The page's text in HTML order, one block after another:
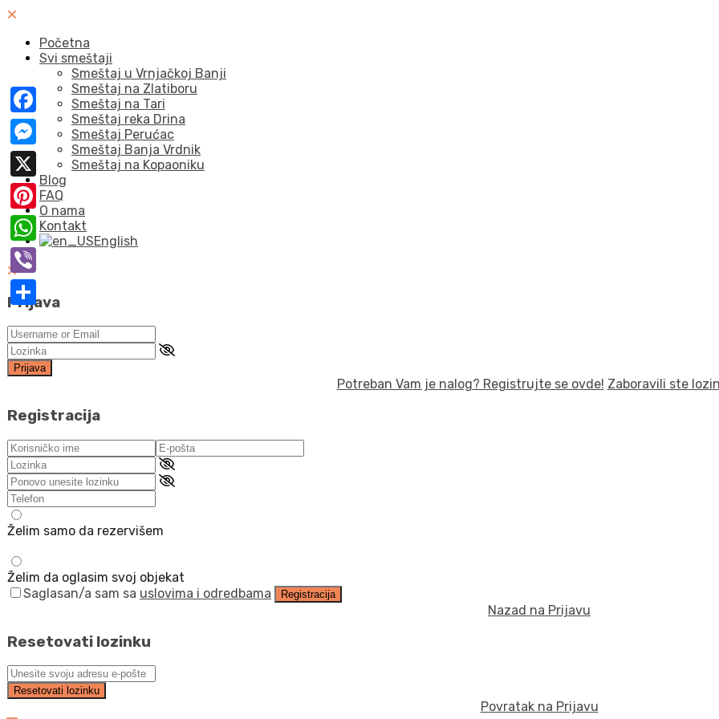
Početna
Svi smeštaji
Smeštaj u Vrnjačkoj Banji
Smeštaj na Zlatiboru
Smeštaj na Tari
Smeštaj reka Drina
Smeštaj Perućac
Smeštaj Banja Vrdnik
Smeštaj na Kopaoniku
Blog
FAQ
O nama
Kontakt
English
Prijava
Prijava
Potreban Vam je nalog? Registrujte se ovde! Zaboravili ste
Registracija
Želim samo da rezervišem
Želim da oglasim svoj objekat
Saglasan/a sam sa uslovima i odredbama Registracija
Nazad na Prijavu
Resetovati lozinku
Resetovati lozinku
Povratak na Prijavu
Facebook
Messenger
X
Pinterest
WhatsApp
Viber